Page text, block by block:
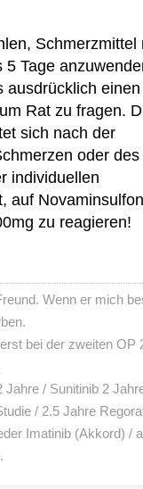
Schmerzmittel
5 Tage
ausdrücklich
Rat zu fragen.
sich nach der
oder des
individuellen
auf Novaminsulfon
zu reagieren!
Wenn er mich
bei der zweiten OP
Jahre / Sunitinib 2
/ 2.5 Jahre
Imatinib (Akkord) /